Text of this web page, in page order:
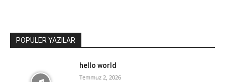
POPULER YAZILAR
hello world
Temmuz 2, 2026